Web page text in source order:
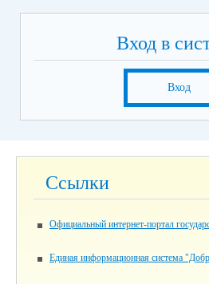
Вход в
Вход
Ссылки
Официальный интернет-портал
Единая информационная система